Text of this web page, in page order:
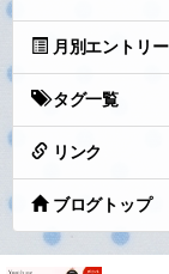
月別エントリー
タグ一覧
リンク
ブログトップ